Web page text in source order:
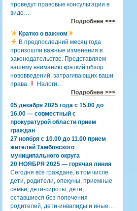
проведут правовые консультации в
виде…
Подробнее >>>
Кратко о важном
В предпоследний месяц года
произошли важные изменения в
законодательстве. Представляем
вашему вниманию краткий обзор
нововведений, затрагивающих ваши
права.
Налоги…
Подробнее >>>
05 декабря 2025 года с 15.00 до
16.00 — совместный с
прокуратурой области прием
граждан
27 ноября с 10.00 до 11.00 прием
жителей Тамбовского
муниципального округа
20 НОЯБРЯ 2025 — горячая линия
Сегодня все граждане, в том числе
дети, родители, опекуны, приемные
семьи, дети-сироты, дети,
оставшиеся без попечения
родителей, дети-инвалиды и иные…